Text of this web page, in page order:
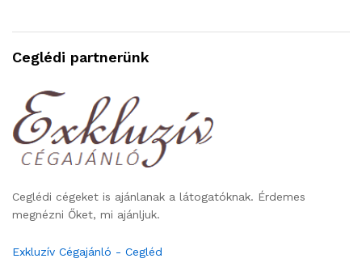
Ceglédi partnerünk
Ceglédi cégeket is ajánlanak a látogatóknak. Érdemes
megnézni Őket, mi ajánljuk.
Exkluzív Cégajánló - Cegléd